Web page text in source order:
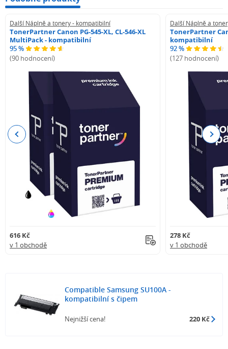
Další Náplně a tonery - kompatibilní
TonerPartner Canon PG-545-XL, CL-546-XL
MultiPack - kompatibilní
95 %
(90 hodnocení)
616 Kč
v 1 obchodě
Další Náplně a
TonerPartner
kompatibilní
92 %
(127 hodnocení)
278 Kč
v 1 obchodě
Previous Next
Compatible Samsung SU100A -
kompatibilní s čipem
Nejnižší cena! 220 Kč